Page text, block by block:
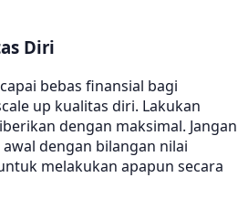
Diri
bebas finansial bagi
up kualitas diri. Lakukan
dengan maksimal. Jangan
dengan bilangan nilai
melakukan apapun secara